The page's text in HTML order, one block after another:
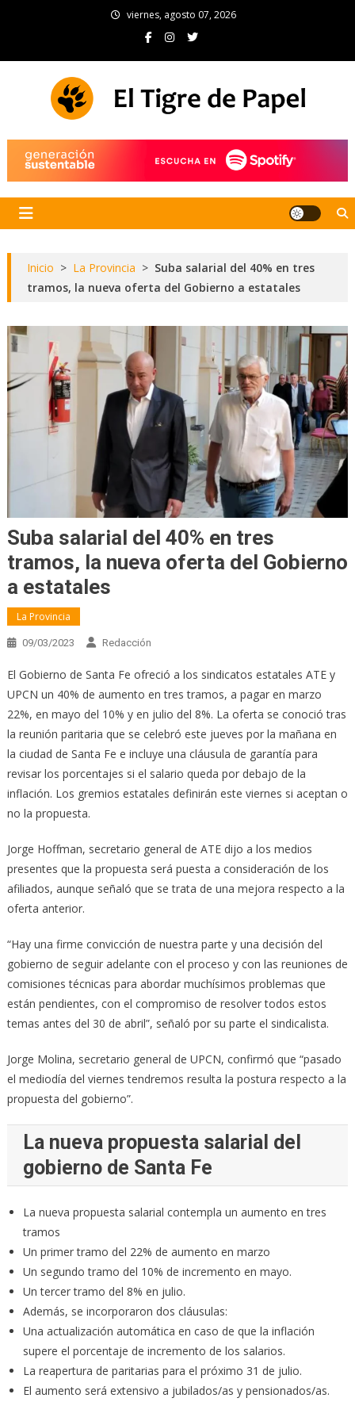
viernes, agosto 07, 2026
Inicio > La Provincia > Suba salarial del 40% en tres
tramos, la nueva oferta del Gobierno a estatales
Suba salarial del 40% en tres
tramos, la nueva oferta del Gobierno
a estatales
La Provincia
09/03/2023 Redacción
El Gobierno de Santa Fe ofreció a los sindicatos estatales ATE y
UPCN un 40% de aumento en tres tramos, a pagar en marzo
22%, en mayo del 10% y en julio del 8%. La oferta se conoció tras
la reunión paritaria que se celebró este jueves por la mañana en
la ciudad de Santa Fe e incluye una cláusula de garantía para
revisar los porcentajes si el salario queda por debajo de la
inflación. Los gremios estatales definirán este viernes si aceptan o
no la propuesta.
Jorge Hoffman, secretario general de ATE dijo a los medios
presentes que la propuesta será puesta a consideración de los
afiliados, aunque señaló que se trata de una mejora respecto a la
oferta anterior.
“Hay una firme convicción de nuestra parte y una decisión del
gobierno de seguir adelante con el proceso y con las reuniones de
comisiones técnicas para abordar muchísimos problemas que
están pendientes, con el compromiso de resolver todos estos
temas antes del 30 de abril”, señaló por su parte el sindicalista.
Jorge Molina, secretario general de UPCN, confirmó que “pasado
el mediodía del viernes tendremos resulta la postura respecto a la
propuesta del gobierno”.
La nueva propuesta salarial del
gobierno de Santa Fe
La nueva propuesta salarial contempla un aumento en tres
tramos
Un primer tramo del 22% de aumento en marzo
Un segundo tramo del 10% de incremento en mayo.
Un tercer tramo del 8% en julio.
Además, se incorporaron dos cláusulas:
Una actualización automática en caso de que la inflación
supere el porcentaje de incremento de los salarios.
La reapertura de paritarias para el próximo 31 de julio.
El aumento será extensivo a jubilados/as y pensionados/as.